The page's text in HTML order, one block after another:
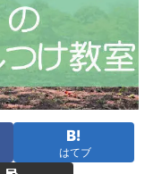
はてブ